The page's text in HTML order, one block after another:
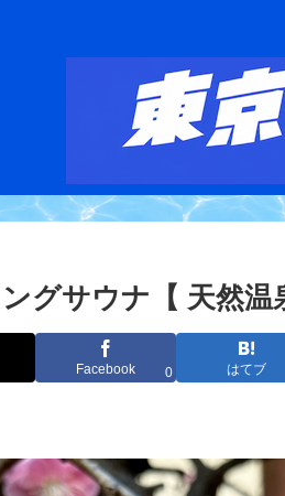
グサウナ【 天然温
Facebook 0 はてブ